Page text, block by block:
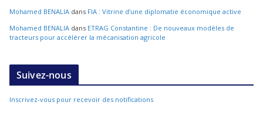
Mohamed BENALIA dans FIA : Vitrine d’une diplomatie économique active
Mohamed BENALIA dans ETRAG Constantine : De nouveaux modèles de
tracteurs pour accélérer la mécanisation agricole
Suivez-nous
Inscrivez-vous pour recevoir des notifications